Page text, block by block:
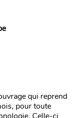
qui reprend
pour toute